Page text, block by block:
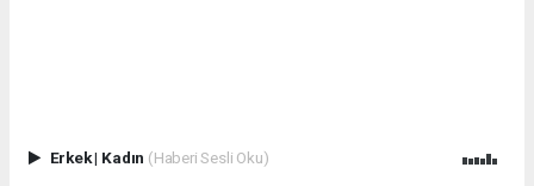
Erkek| Kadın (Haberi Sesli Oku)